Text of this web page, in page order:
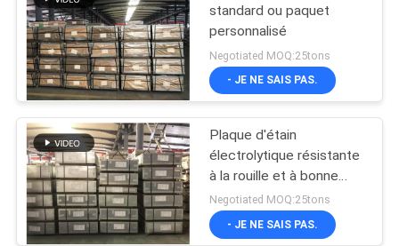
Fer-blanc imprimé
standard ou paquet
personnalisé
Negotiated MOQ:25tons
- JE NE SAIS PAS.
Plaque d'étain
électrolytique résistante
à la rouille et à bonne
conservation pour les
emballages alimentaires
métalliques
Negotiated MOQ:25tons
- JE NE SAIS PAS.